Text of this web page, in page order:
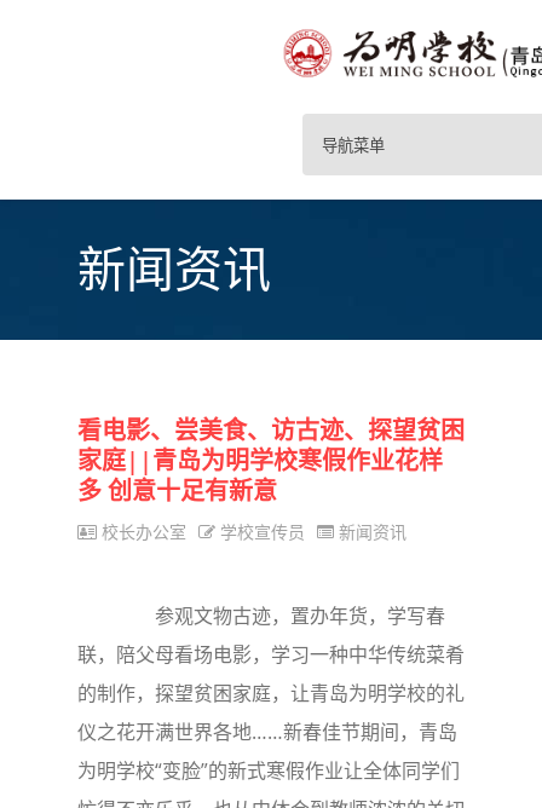
导航菜单
新闻资讯
看电影、尝美食、访古迹、探望贫困
家庭||青岛为明学校寒假作业花样
多 创意十足有新意
校长办公室 学校宣传员 新闻资讯
参观文物古迹，置办年货，学写春
联，陪父母看场电影，学习一种中华传统菜肴
的制作，探望贫困家庭，让青岛为明学校的礼
仪之花开满世界各地……新春佳节期间，青岛
为明学校“变脸”的新式寒假作业让全体同学们